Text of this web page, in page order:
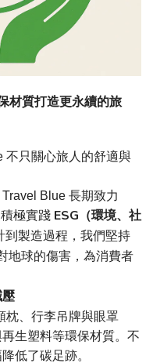
材質打造更永續的旅
不只關心旅人的舒適與
Travel Blue 長期致力
積極實踐 ESG （環境、社
到製造過程，我們堅持
地球的傷害，為消費者
壓
枕、行李吊牌與眼罩
生塑料等環保材質。不
低了碳足跡。